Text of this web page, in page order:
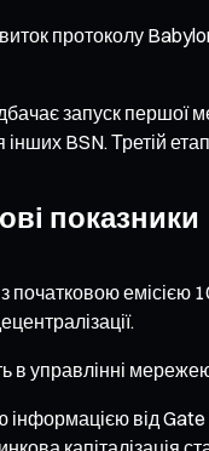
протоколу
запуск
інших BSN. Третій
показники
емісією
в управлінні
від